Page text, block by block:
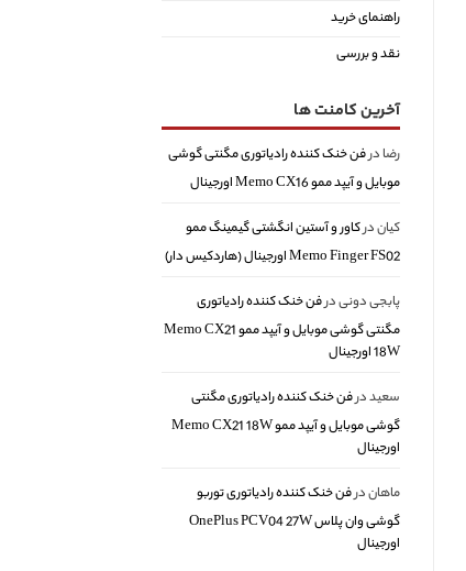
راهنمای خرید
نقد و بررسی
آخرین کامنت ها
رضادرفن خنک کننده رادیاتوری مگنتی گوشی
موبایل و آیپد ممو Memo CX16 اورجینال
کیاندرکاور و آستین انگشتی گیمینگ ممو
Memo Finger FS02 اورجینال (هاردکیس دار)
پابجی دونیدرفن خنک کننده رادیاتوری
مگنتی گوشی موبایل و آیپد ممو Memo CX21
18W اورجینال
سعیددرفن خنک کننده رادیاتوری مگنتی
گوشی موبایل و آیپد ممو Memo CX21 18W
اورجینال
ماهاندرفن خنک کننده رادیاتوری توربو
گوشی وان پلاس OnePlus PCV04 27W
اورجینال